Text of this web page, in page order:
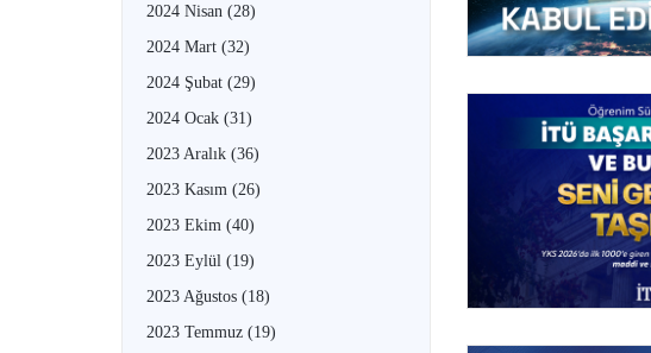
2024 Nisan (28)
2024 Mart (32)
2024 Şubat (29)
2024 Ocak (31)
2023 Aralık (36)
2023 Kasım (26)
2023 Ekim (40)
2023 Eylül (19)
2023 Ağustos (18)
2023 Temmuz (19)